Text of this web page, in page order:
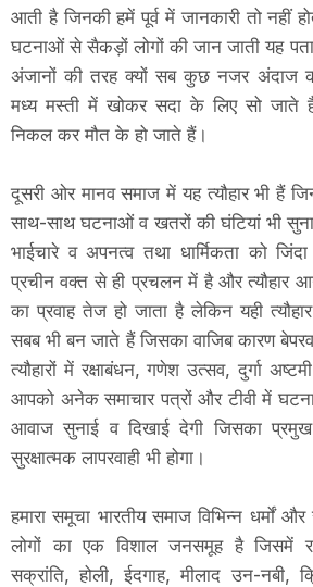
आती है जिनकी हमें पूर्व में जानकारी तो नहीं
घटनाओं से सैकड़ों लोगों की जान जाती यह
अंजानों की तरह क्यों सब कुछ नजर अंदाज
मध्य मस्ती में खोकर सदा के लिए सो
निकल कर मौत के हो जाते हैं।
दूसरी ओर मानव समाज में यह त्यौहार भी हैं
साथ-साथ घटनाओं व खतरों की घंटियां भी
भाईचारे व अपनत्व तथा धार्मिकता को
प्रचीन वक्त से ही प्रचलन में है और त्यौहार
का प्रवाह तेज हो जाता है लेकिन यही
सबब भी बन जाते हैं जिसका वाजिब कारण
त्यौहारों में रक्षाबंधन, गणेश उत्सव, दुर्गा
आपको अनेक समाचार पत्रों और टीवी में
आवाज सुनाई व दिखाई देगी जिसका
सुरक्षात्मक लापरवाही भी होगा।
हमारा समूचा भारतीय समाज विभिन्न धर्मों
लोगों का एक विशाल जनसमूह है जिसमें
सक्रांति, होली, ईदगाह, मीलाद उन-